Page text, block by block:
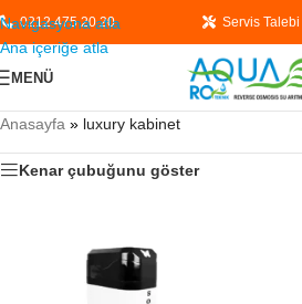
Navigasyona atla
Ana içeriğe atla
0212 475 20 20 Servis Talebi
MENÜ
Anasayfa » luxury kabinet
Kenar çubuğunu göster